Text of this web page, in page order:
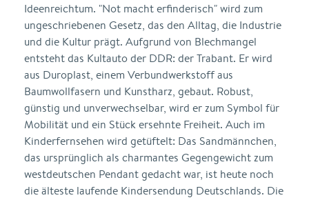
Ideenreichtum. "Not macht erfinderisch" wird zum
ungeschriebenen Gesetz, das den Alltag, die Industrie
und die Kultur prägt. Aufgrund von Blechmangel
entsteht das Kultauto der DDR: der Trabant. Er wird
aus Duroplast, einem Verbundwerkstoff aus
Baumwollfasern und Kunstharz, gebaut. Robust,
günstig und unverwechselbar, wird er zum Symbol für
Mobilität und ein Stück ersehnte Freiheit. Auch im
Kinderfernsehen wird getüftelt: Das Sandmännchen,
das ursprünglich als charmantes Gegengewicht zum
westdeutschen Pendant gedacht war, ist heute noch
die älteste laufende Kindersendung Deutschlands. Die